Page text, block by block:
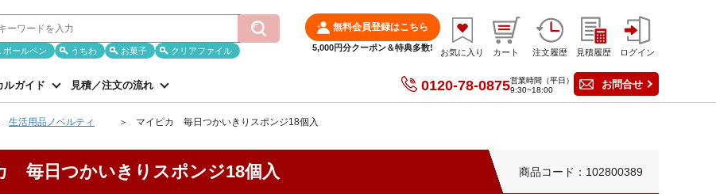
ボールペン うちわ お菓子 クリアファイル
無料会員登録はこちら
5,000円分クーポン＆特典多数! お気に入り カート 注文履歴 見積履歴 ログイン
ルガイド 見積／注文の流れ 0120-78-0875営業時間（平日）
9:30~18:00
お問合せ
生活用品ノベルティ マイピカ 毎日つかいきりスポンジ18個入
毎日つかいきりスポンジ18個入 商品コード：102800389